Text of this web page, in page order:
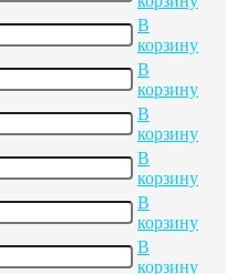
В
корзину
В
корзину
В
корзину
В
корзину
В
корзину
В
корзину